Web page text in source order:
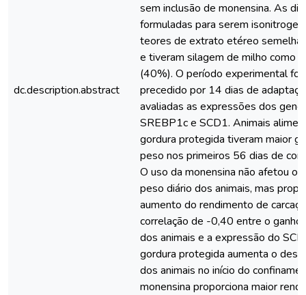
dc.description.abstract
sem inclusão de monensina. As
formuladas para serem
teores de extrato etéreo
e tiveram silagem de milho como
(40%). O período experimental foi
precedido por 14 dias de
avaliadas as expressões dos
SREBP1c e SCD1. Animais
gordura protegida tiveram maior
peso nos primeiros 56 dias de
O uso da monensina não afetou o
peso diário dos animais, mas
aumento do rendimento de
correlação de -0,40 entre o ganho
dos animais e a expressão do
gordura protegida aumenta o
dos animais no início do
monensina proporciona maior